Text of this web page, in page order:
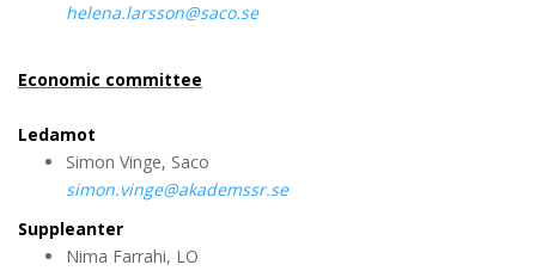
helena.larsson@saco.se
Economic committee
Ledamot
Simon Vinge, Saco
simon.vinge@akademssr.se
Suppleanter
Nima Farrahi, LO